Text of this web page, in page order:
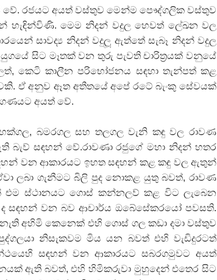
රජයට අයත් වස්තුව මෙන්ම පෞද්ගලික වස්තුව
හැඳින්විණි. මෙම නිදන් වදුල හෙවත් ලේඛන වල
සාවද්‍ය නිදන් වදුලූ ඇත්තේ සැබෑ නිදන් වදුල
සිට මෑතක් වන තුරු පැවති චාරිත‍්‍රයක් වනුයේ
කෙටි කාලීන පරිභෝජනය සඳහා තැන්පත් කළ
ඒ අනුව ඈත අතීතයේ අපේ රටේ බැංකු සේවයක්
ගණයට අයත් වේ.
බමරගල සහ තලගල වැනි කඳු වල රාවණ
බැව් සඳහන් වේ.රාවණා රජුගේ මහා නිදන් හතර
වන ආකාරයට ඉහත සඳහන් කළ කඳු වල ඇතුන්
ලබා ගැනීමට බිලි පුද නොකළ යුතු බවත්, රාවණ
එම ස්ථානයට ගොස් කන්නලව් කළ විට ලැබෙන
සඳහන් වන බව ආචාර්ය ඔබේසේකරයෝ පවසති.
අහිමි කෙනෙක් එහි ගොස් ගල කඩා දමා වස්තුව
නිසැකවම මිය යන බවත් එහි වැඩිදුරටත්
සඳහන් වන ආකාරයට සබරගමුවට අයත්
ඇති බවත්, එහි හිමිකරුවා මුහුදෙන් එතෙර සිට